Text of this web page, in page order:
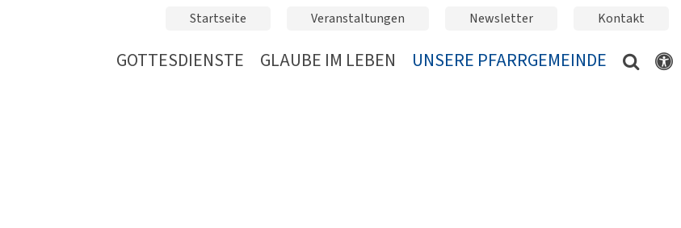
Startseite Veranstaltungen Newsletter Kontakt
GOTTESDIENSTE GLAUBE IM LEBEN UNSERE PFARRGEMEINDE